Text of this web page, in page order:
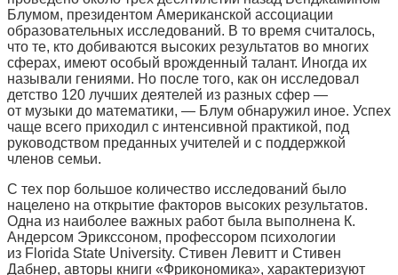
Блумом, президентом Американской ассоциации
образовательных исследований. В то время считалось,
что те, кто добиваются высоких результатов во многих
сферах, имеют особый врожденный талант. Иногда их
называли гениями. Но после того, как он исследовал
детство 120 лучших деятелей из разных сфер —
от музыки до математики, — Блум обнаружил иное. Успех
чаще всего приходил с интенсивной практикой, под
руководством преданных учителей и с поддержкой
членов семьи.
С тех пор большое количество исследований было
нацелено на открытие факторов высоких результатов.
Одна из наиболее важных работ была выполнена К.
Андерсом Эрикссоном, профессором психологии
из Florida State University. Стивен Левитт и Стивен
Дабнер, авторы книги «Фрикономика», характеризуют